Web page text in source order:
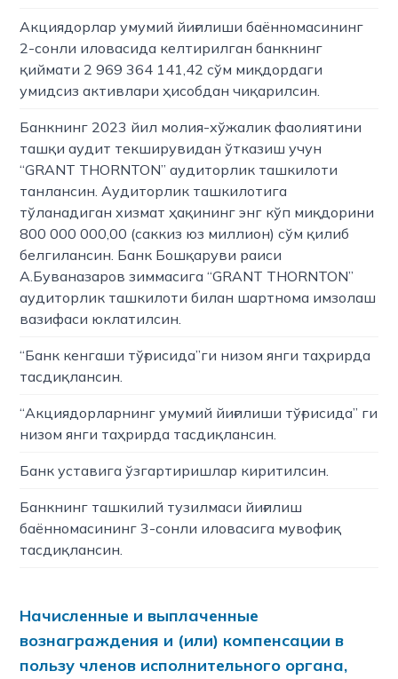
Акциядорлар умумий йиғилиши баённомасининг
2-сонли иловасида келтирилган банкнинг
қиймати 2 969 364 141,42 сўм миқдордаги
умидсиз активлари ҳисобдан чиқарилсин.
Банкнинг 2023 йил молия-хўжалик фаолиятини
ташқи аудит текширувидан ўтказиш учун
“GRANT THORNTON” аудиторлик ташкилоти
танлансин. Аудиторлик ташкилотига
тўланадиган хизмат ҳақининг энг кўп миқдорини
800 000 000,00 (саккиз юз миллион) сўм қилиб
белгилансин. Банк Бошқаруви раиси
А.Буваназаров зиммасига “GRANT THORNTON”
аудиторлик ташкилоти билан шартнома имзолаш
вазифаси юклатилсин.
“Банк кенгаши тўғрисида”ги низом янги таҳрирда
тасдиқлансин.
“Акциядорларнинг умумий йиғилиши тўғрисида” ги
низом янги таҳрирда тасдиқлансин.
Банк уставига ўзгартиришлар киритилсин.
Банкнинг ташкилий тузилмаси йиғилиш
баённомасининг 3-сонли иловасига мувофиқ
тасдиқлансин.
Начисленные и выплаченные
вознаграждения и (или) компенсации в
пользу членов исполнительного органа,